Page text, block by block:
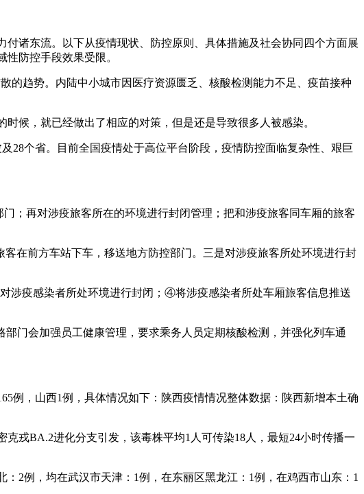
诸东流。以下从疫情现状、防控原则、具体措施及社会协同四个方面展
防控手段效果受限。
的趋势。内陆中小城市因医疗资源匮乏、核酸检测能力不足、疫苗接种
候，就已经做出了相应的对策，但是还是导致很多人被感染。
28个省。目前全国疫情处于高位平台阶段，疫情防控面临复杂性、艰巨
；再对涉疫旅客所在的环境进行封闭管理；把和涉疫旅客同车厢的旅客
在前方车站下车，移送地方防控部门。三是对涉疫旅客所处环境进行封
涉疫感染者所处环境进行封闭；④将涉疫感染者所处车厢旅客信息推送
门会加强员工健康管理，要求乘务人员定期核酸检测，并强化列车通
例，山西1例，具体情况如下：陕西疫情情况整体数据：陕西新增本土确
戎BA.2进化分支引发，该毒株平均1人可传染18人，最短24小时传播一
2例，均在武汉市天津：1例，在东丽区黑龙江：1例，在鸡西市山东：1